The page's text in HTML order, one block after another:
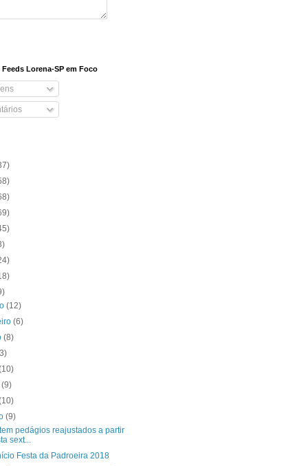
Lorena-SP em Foco
(12)
(6)
(8)
(9)
(9)
pedágios reajustados a partir
sext...
Festa da Padroeira 2018